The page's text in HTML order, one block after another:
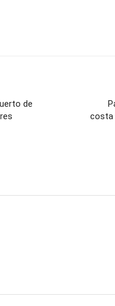
de
costa